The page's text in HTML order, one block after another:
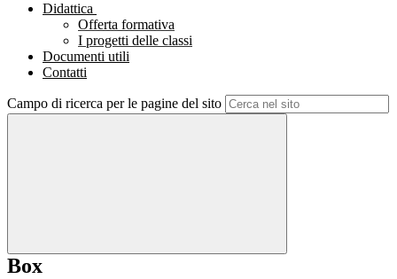
Didattica
Offerta formativa
I progetti delle classi
Documenti utili
Contatti
Campo di ricerca per le pagine del sito
Box